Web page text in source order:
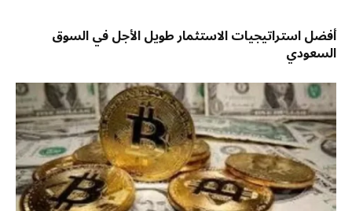
أفضل استراتيجيات الاستثمار طويل الأجل في السوق
السعودي